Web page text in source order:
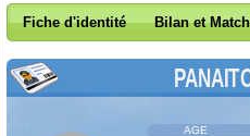
Fiche d'identité Bilan et
AGE